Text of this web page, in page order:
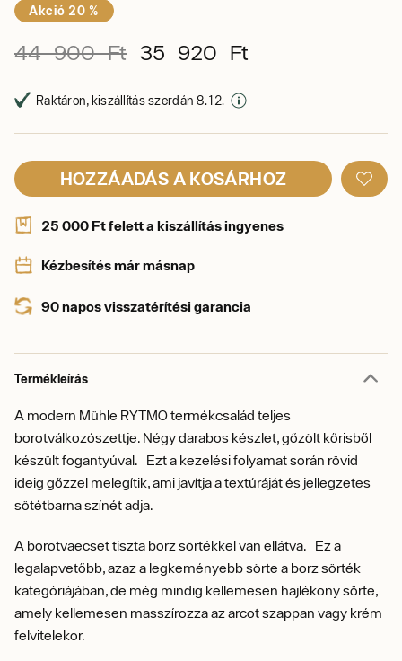
Akció 20 %
44 900 Ft 35 920 Ft
Raktáron, kiszállítás szerdán 8. 12.
HOZZÁADÁS A KOSÁRHOZ
25 000 Ft felett a kiszállítás ingyenes
Kézbesítés már másnap
90 napos visszatérítési garancia
Termékleírás
A modern Mühle RYTMO termékcsalád teljes
borotválkozószettje. Négy darabos készlet, gőzölt kőrisből
készült fogantyúval. Ezt a kezelési folyamat során rövid
ideig gőzzel melegítik, ami javítja a textúráját és jellegzetes
sötétbarna színét adja.
A borotvaecset tiszta borz sörtékkel van ellátva. Ez a
legalapvetőbb, azaz a legkeményebb sörte a borz sörték
kategóriájában, de még mindig kellemesen hajlékony sörte,
amely kellemesen masszírozza az arcot szappan vagy krém
felvitelekor.